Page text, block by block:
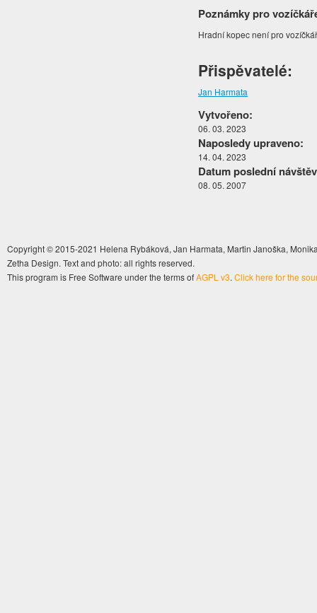
Poznámky pro
Hradní kopec není pro
Přispěvatelé:
Jan Harmata
Vytvořeno:
06. 03. 2023
Naposledy upraveno:
14. 04. 2023
Datum poslední
08. 05. 2007
Copyright © 2015-2021 Helena Rybáková, Jan Harmata, Martin Janoška,
Zetha Design. Text and photo: all rights reserved.
This program is Free Software under the terms ofAGPL v3. Click here for the